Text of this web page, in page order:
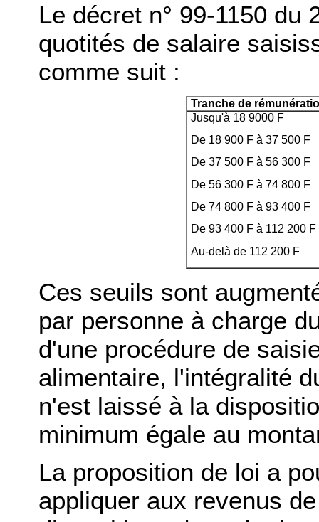
Le décret n° 99-1150 du
quotités de salaire
comme suit :
Tranche de
Jusqu'à 18 9000 F
De 18 900 F à 37 500 F
De 37 500 F à 56 300 F
De 56 300 F à 74 800 F
De 74 800 F à 93 400 F
De 93 400 F à 112 200 F
Au-delà de 112 200 F
Ces seuils sont
par personne à charge
d'une procédure de
alimentaire, l'intégralité
n'est laissé à la
minimum égale au
La proposition de loi a
appliquer aux revenus